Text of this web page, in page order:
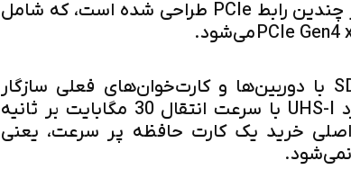
استاندارد SD 8.0 برای استفاده از چندین رابط PCIe طراحی شده است، که شامل
اگرچه کارت حافظه جدید SD 8.0 با دوربین‌ها و کارت‌خوان‌های فعلی سازگار
است، اما عملکرد آن به استاندارد UHS-I با سرعت انتقال 30 مگابایت بر ثانیه
خرید یک کارت حافظه پر سرعت، یعنی
نمی‌شود.